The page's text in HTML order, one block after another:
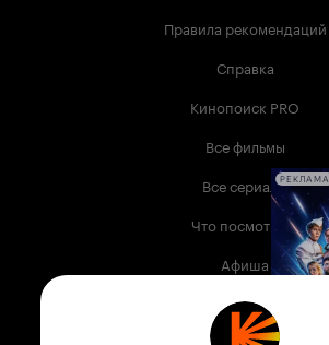
Правила рекомендаций
Справка
Кинопоиск PRO
Все фильмы
Все сериалы
Что посмотреть
Афиша
Музыка
РЕКЛАМА